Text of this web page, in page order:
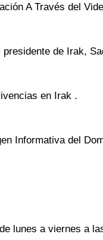
A Través del
de Irak,
en Irak .
Informativa del
lunes a viernes a